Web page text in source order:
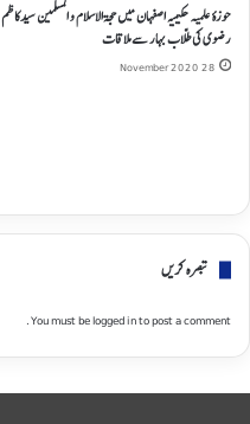
حوزۂ علمیہ حکیمیہ اصفہان میں حجۃ الاسلام و المسلمین سید کاظم
رضوی کی طلاّب بہار سے ملاقات
28 November 2020
تبصره کریں
You must belogged into post a comment.